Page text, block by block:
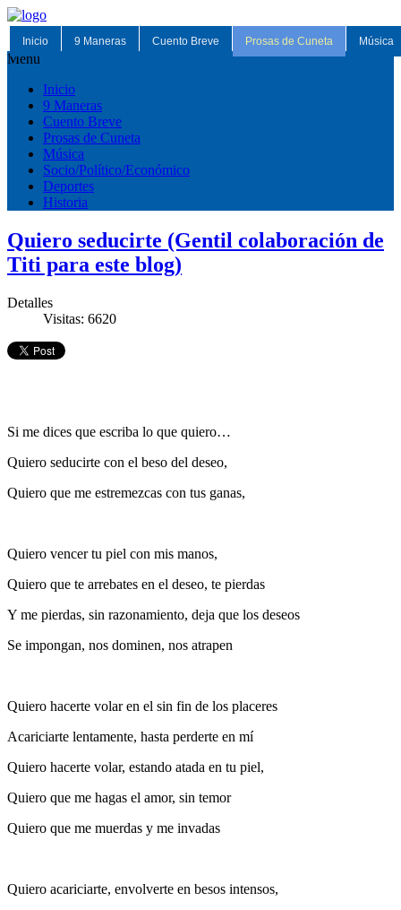
Inicio 9 Maneras Cuento Breve Prosas de Cuneta Música
Menu
Inicio
9 Maneras
Cuento Breve
Prosas de Cuneta
Música
Socio/Político/Económico
Deportes
Historia
Quiero seducirte (Gentil colaboración de
Titi para este blog)
Detalles
Visitas: 6620
Si me dices que escriba lo que quiero…
Quiero seducirte con el beso del deseo,
Quiero que me estremezcas con tus ganas,
Quiero vencer tu piel con mis manos,
Quiero que te arrebates en el deseo, te pierdas
Y me pierdas, sin razonamiento, deja que los deseos
Se impongan, nos dominen, nos atrapen
Quiero hacerte volar en el sin fin de los placeres
Acariciarte lentamente, hasta perderte en mí
Quiero hacerte volar, estando atada en tu piel,
Quiero que me hagas el amor, sin temor
Quiero que me muerdas y me invadas
Quiero acariciarte, envolverte en besos intensos,